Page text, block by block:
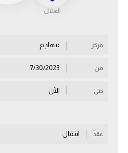
أقسام
منتخب مصر
الهلال
مركز مهاجم
من
حتى الآن
عقد انتقال